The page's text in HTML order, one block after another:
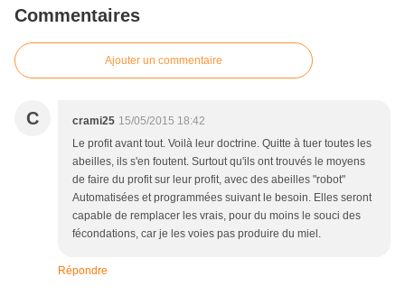
Commentaires
Ajouter un commentaire
C crami25 15/05/2015 18:42
Le profit avant tout. Voilà leur doctrine. Quitte à tuer toutes les
abeilles, ils s'en foutent. Surtout qu'ils ont trouvés le moyens
de faire du profit sur leur profit, avec des abeilles "robot"
Automatisées et programmées suivant le besoin. Elles seront
capable de remplacer les vrais, pour du moins le souci des
fécondations, car je les voies pas produire du miel.
Répondre